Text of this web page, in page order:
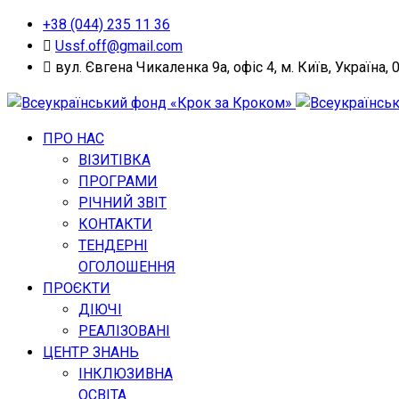
+38 (044) 235 11 36
Ussf.off@gmail.com
вул. Євгена Чикаленка 9а, офіс 4, м. Київ, Україна,
ПРО НАС
ВІЗИТІВКА
ПРОГРАМИ
РІЧНИЙ ЗВІТ
КОНТАКТИ
ТЕНДЕРНІ
ОГОЛОШЕННЯ
ПРОЄКТИ
ДІЮЧІ
РЕАЛІЗОВАНІ
ЦЕНТР ЗНАНЬ
ІНКЛЮЗИВНА
ОСВІТА